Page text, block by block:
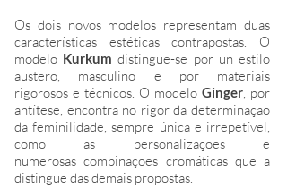
Os dois novos modelos representam duas
características estéticas contrapostas. O
modelo Kurkum distingue-se por un estilo
austero, masculino e por materiais
rigorosos e técnicos. O modelo Ginger, por
antítese, encontra no rigor da determinação
da feminilidade, sempre única e irrepetível,
como as personalizações e
numerosas combinações cromáticas que a
distingue das demais propostas.